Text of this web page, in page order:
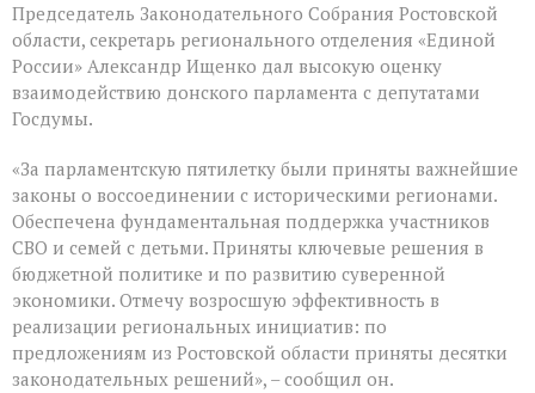
Государственной
Думе
состоялось
заключительное
сессии,
ставшее
последним
для
VIII
созыва
Председатель Законодательного Собрания Ростовской
области, секретарь регионального отделения «Единой
России» Александр Ищенко дал высокую оценку
взаимодействию донского парламента с депутатами
Госдумы.
«За парламентскую пятилетку были приняты важнейшие
законы о воссоединении с историческими регионами.
Обеспечена фундаментальная поддержка участников
СВО и семей с детьми. Приняты ключевые решения в
бюджетной политике и по развитию суверенной
экономики. Отмечу возросшую эффективность в
реализации региональных инициатив: по
предложениям из Ростовской области приняты десятки
законодательных решений», – сообщил он.